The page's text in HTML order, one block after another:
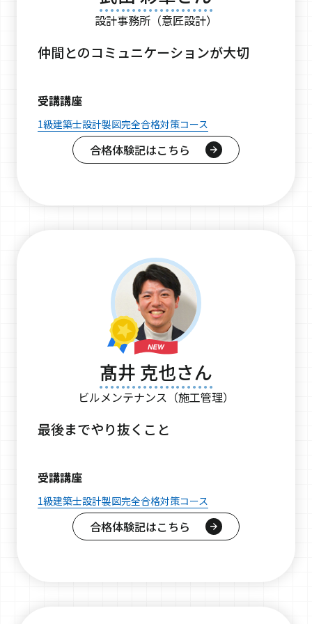
設計事務所（意匠設計）
仲間とのコミュニケーションが大切
受講講座
1級建築士設計製図完全合格対策コース
合格体験記はこちら
髙井 克也さん
ビルメンテナンス（施工管理）
最後までやり抜くこと
受講講座
1級建築士設計製図完全合格対策コース
合格体験記はこちら